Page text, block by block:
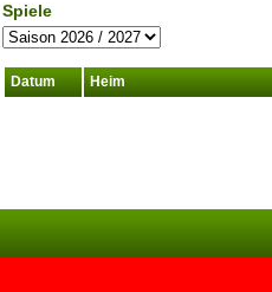
Spiele
Datum Heim